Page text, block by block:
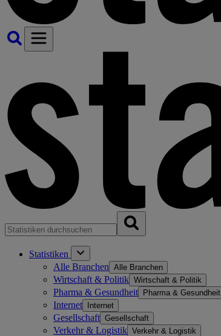
Statistiken
Alle Branchen Alle Branchen
Wirtschaft & Politik Wirtschaft & Politik
Pharma & Gesundheit Pharma & Gesundheit
Internet Internet
Gesellschaft Gesellschaft
Verkehr & Logistik Verkehr & Logistik